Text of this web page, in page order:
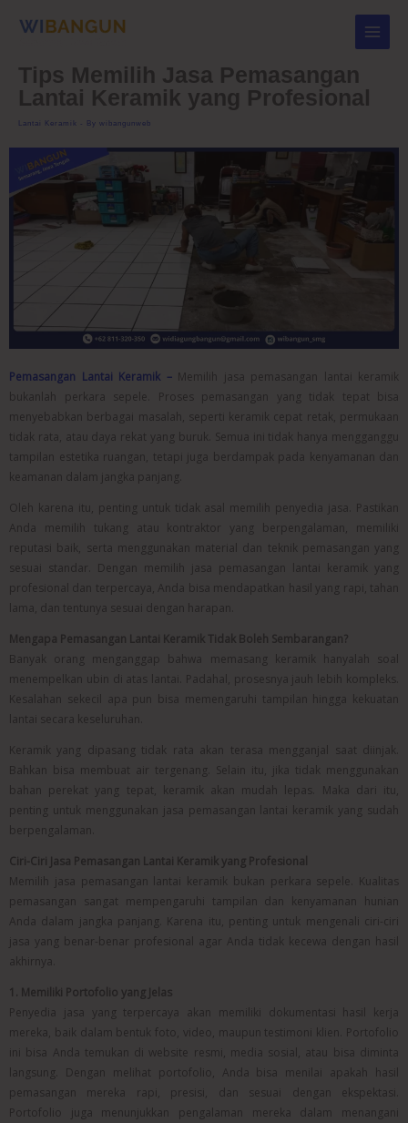
Tips Memilih Jasa Pemasangan
Lantai Keramik yang Profesional
Lantai Keramik - By wibangunweb
Pemasangan Lantai Keramik – Memilih jasa pemasangan lantai keramik
bukanlah perkara sepele. Proses pemasangan yang tidak tepat bisa
menyebabkan berbagai masalah, seperti keramik cepat retak, permukaan
tidak rata, atau daya rekat yang buruk. Semua ini tidak hanya mengganggu
tampilan estetika ruangan, tetapi juga berdampak pada kenyamanan dan
keamanan dalam jangka panjang.
Oleh karena itu, penting untuk tidak asal memilih penyedia jasa. Pastikan
Anda memilih tukang atau kontraktor yang berpengalaman, memiliki
reputasi baik, serta menggunakan material dan teknik pemasangan yang
sesuai standar. Dengan memilih jasa pemasangan lantai keramik yang
profesional dan terpercaya, Anda bisa mendapatkan hasil yang rapi, tahan
lama, dan tentunya sesuai dengan harapan.
Mengapa Pemasangan Lantai Keramik Tidak Boleh Sembarangan?
Banyak orang menganggap bahwa memasang keramik hanyalah soal
menempelkan ubin di atas lantai. Padahal, prosesnya jauh lebih kompleks.
Kesalahan sekecil apa pun bisa memengaruhi tampilan hingga kekuatan
lantai secara keseluruhan.
Keramik yang dipasang tidak rata akan terasa mengganjal saat diinjak.
Bahkan bisa membuat air tergenang. Selain itu, jika tidak menggunakan
bahan perekat yang tepat, keramik akan mudah lepas. Maka dari itu,
penting untuk menggunakan jasa pemasangan lantai keramik yang sudah
berpengalaman.
Ciri-Ciri Jasa Pemasangan Lantai Keramik yang Profesional
Memilih jasa pemasangan lantai keramik bukan perkara sepele. Kualitas
pemasangan sangat mempengaruhi tampilan dan kenyamanan hunian
Anda dalam jangka panjang. Karena itu, penting untuk mengenali ciri-ciri
jasa yang benar-benar profesional agar Anda tidak kecewa dengan hasil
akhirnya.
1. Memiliki Portofolio yang Jelas
Penyedia jasa yang terpercaya akan memiliki dokumentasi hasil kerja
mereka, baik dalam bentuk foto, video, maupun testimoni klien. Portofolio
ini bisa Anda temukan di website resmi, media sosial, atau bisa diminta
langsung. Dengan melihat portofolio, Anda bisa menilai apakah hasil
pemasangan mereka rapi, presisi, dan sesuai dengan ekspektasi.
Portofolio juga menunjukkan pengalaman mereka dalam menangani